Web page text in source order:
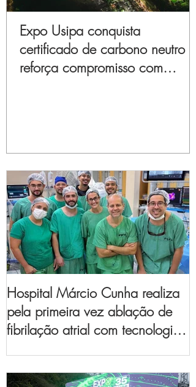
Expo Usipa conquista
certificado de carbono neutro e
reforça compromisso com
Hospital Márcio Cunha realiza
pela primeira vez ablação de
fibrilação atrial com tecnologia